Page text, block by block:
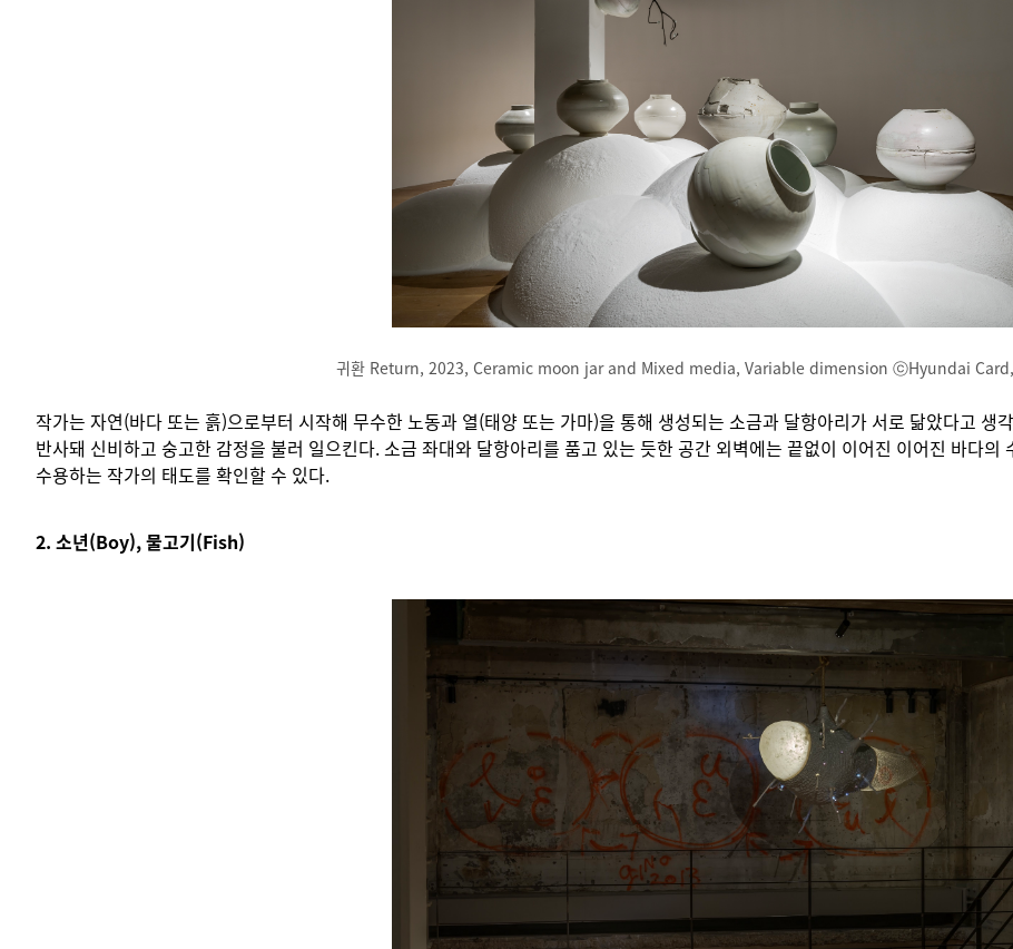
귀환 Return, 2023, Ceramic moon jar and Mixed media, Variable dimension ⓒHyundai
작가는 자연(바다 또는 흙)으로부터 시작해 무수한 노동과 열(태양 또는 가마)을 통해 생성되는 소금과 달항아리가 서로 닮았다고 생
반사돼 신비하고 숭고한 감정을 불러 일으킨다. 소금 좌대와 달항아리를 품고 있는 듯한 공간 외벽에는 끝없이 이어진 이어진 바다
수용하는 작가의 태도를 확인할 수 있다.
2. 소년(Boy), 물고기(Fish)